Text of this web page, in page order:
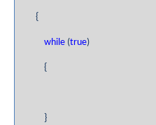
{
while(true)
{
}